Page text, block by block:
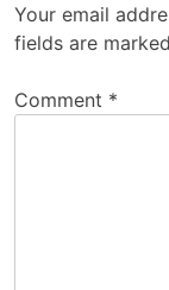
Your email
fields are marked
Comment *